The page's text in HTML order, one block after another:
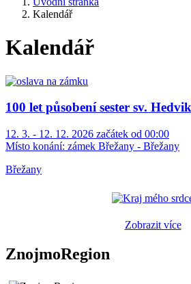
Kalendář
Kalendář
100 let působení sester sv.
12. 3. - 12. 12. 2026 začátek od 00:00
Místo konání: zámek Břežany - Břežany
Břežany
Zobrazit více
ZnojmoRegion